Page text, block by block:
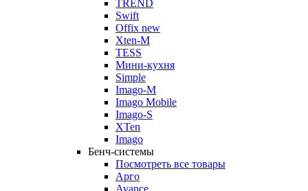
TREND
Swift
Offix new
Xten-M
TESS
Мини-кухня
Simple
Imago-M
Imago Mobile
Imago-S
XTen
Imago
Бенч-системы
Посмотреть все товары
Арго
Avance